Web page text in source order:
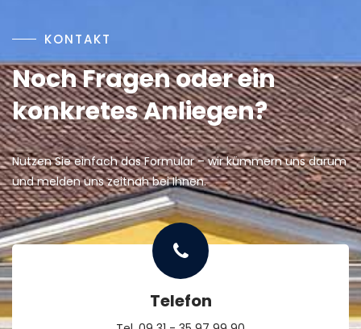
KONTAKT
Noch Fragen oder ein
konkretes Anliegen?
Nutzen Sie einfach das Formular – wir kümmern uns darum
und melden uns zeitnah bei Ihnen.
Telefon